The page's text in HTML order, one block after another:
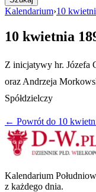
Kalendarium›10
10 kwietnia
Z inicjatywy hr. Józefa
oraz Andrzeja
Spółdzielczy
← Powrót do 10
Kalendarium
z każdego dnia.